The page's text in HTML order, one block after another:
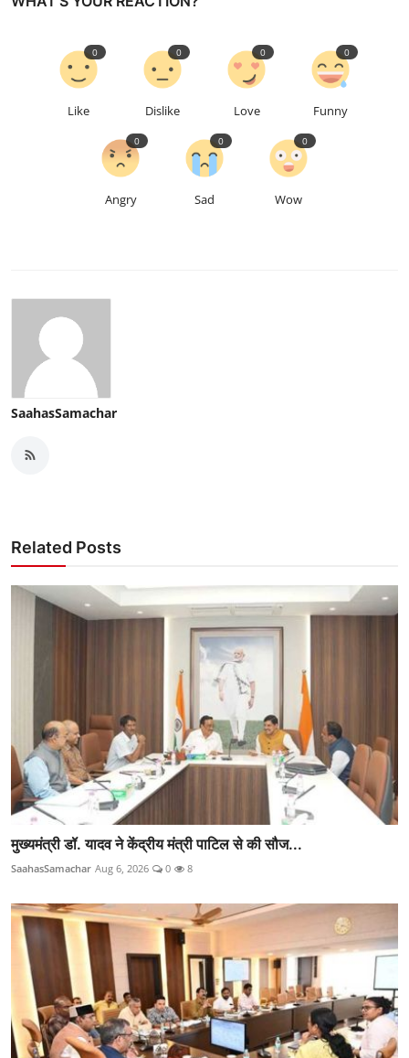
Like
0
Dislike
0
Love
0
Funny
0
Angry
0
Sad
0
Wow
0
SaahasSamachar
Related Posts
मुख्यमंत्री डॉ. यादव ने केंद्रीय मंत्री पाटिल से की सौज...
SaahasSamachar Aug 6, 2026 0 8